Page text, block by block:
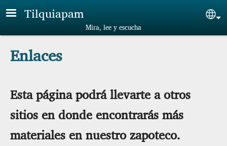
Skip to main content
Tilquiapam
Mira, lee y escucha
Enlaces
Esta página podrá llevarte a otros
sitios en donde encontrarás más
materiales en nuestro zapoteco.